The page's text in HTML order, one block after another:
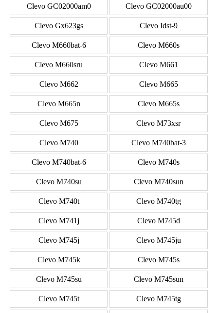
Clevo GC02000am0 Clevo GC02000au00
Clevo Gx623gs Clevo Idst-9
Clevo M660bat-6 Clevo M660s
Clevo M660sru Clevo M661
Clevo M662 Clevo M665
Clevo M665n Clevo M665s
Clevo M675 Clevo M73xsr
Clevo M740 Clevo M740bat-3
Clevo M740bat-6 Clevo M740s
Clevo M740su Clevo M740sun
Clevo M740t Clevo M740tg
Clevo M741j Clevo M745d
Clevo M745j Clevo M745ju
Clevo M745k Clevo M745s
Clevo M745su Clevo M745sun
Clevo M745t Clevo M745tg